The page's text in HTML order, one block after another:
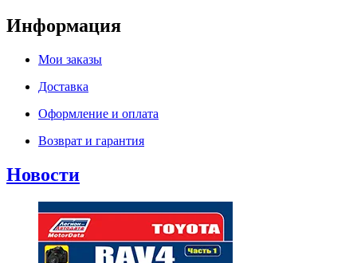
Информация
Мои заказы
Доставка
Оформление и оплата
Возврат и гарантия
Новости